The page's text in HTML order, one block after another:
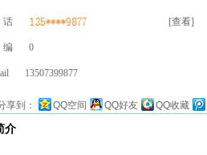
[查看]
0
13507399877
享到： QQ空间 QQ好友 QQ收藏
介